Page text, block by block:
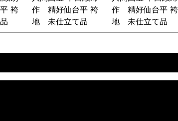
袴
作 精好仙台平 袴
地 未仕立て品
作 精好仙台平 袴
地 未仕立て品